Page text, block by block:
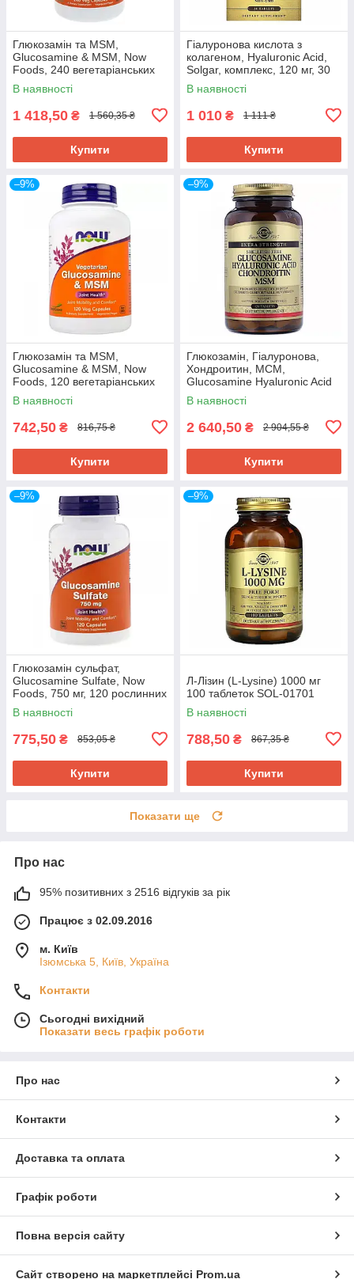
Глюкозамін та MSM,
Glucosamine & MSM, Now
Foods, 240 вегетаріанських
капсул NOW-03131
В наявності
1 418,50 ₴ 1 560,35 ₴
Купити
Гіалуронова кислота з
колагеном, Hyaluronic Acid,
Solgar, комплекс, 120 мг, 30
таблеток SOL-01417
В наявності
1 010 ₴ 1 111 ₴
Купити
–9%
Глюкозамін та MSM,
Glucosamine & MSM, Now
Foods, 120 вегетаріанських
капсул NOW-03130
В наявності
742,50 ₴ 816,75 ₴
Купити
–9%
Глюкозамін, Гіалуронова,
Хондроитин, МСМ,
Glucosamine Hyaluronic Acid
Chondroitin MSM, Solgar, 120
таблеток SOL-01317
В наявності
2 640,50 ₴ 2 904,55 ₴
Купити
–9%
Глюкозамін сульфат,
Glucosamine Sulfate, Now
Foods, 750 мг, 120 рослинних
капсул NOW-03235
В наявності
775,50 ₴ 853,05 ₴
Купити
–9%
Л-Лізин (L-Lysine) 1000 мг
100 таблеток SOL-01701
В наявності
788,50 ₴ 867,35 ₴
Купити
Показати ще
Про нас
95% позитивних з 2516 відгуків за рік
Працює з 02.09.2016
м. Київ
Ізюмська 5, Київ, Україна
Контакти
Сьогодні вихідний
Показати весь графік роботи
Про нас
Контакти
Доставка та оплата
Графік роботи
Повна версія сайту
Сайт створено на маркетплейсі Prom.ua